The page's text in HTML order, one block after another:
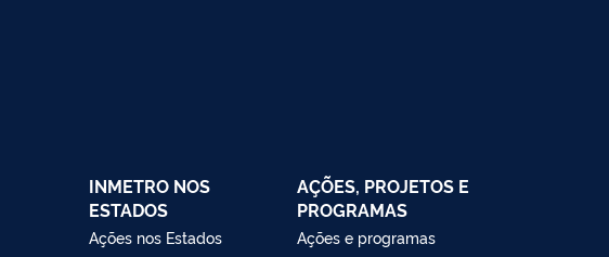
INMETRO NOS
ESTADOS
Ações nos Estados
AÇÕES, PROJETOS E
PROGRAMAS
Ações e programas